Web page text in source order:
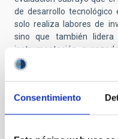
Consentimiento
de desarrollo
solo realiza labores de
sino que también lidera
instrumentación
mayor telescopio óptico,
constituye el mejor
instrumentos para el
como en diversos
observatorios del Teide y